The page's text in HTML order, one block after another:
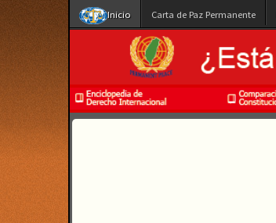
Inicio Carta de Paz Permanente